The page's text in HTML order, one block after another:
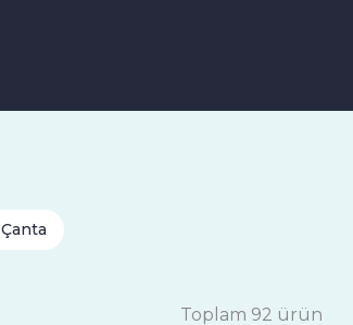
Çanta
Toplam 92 ürün